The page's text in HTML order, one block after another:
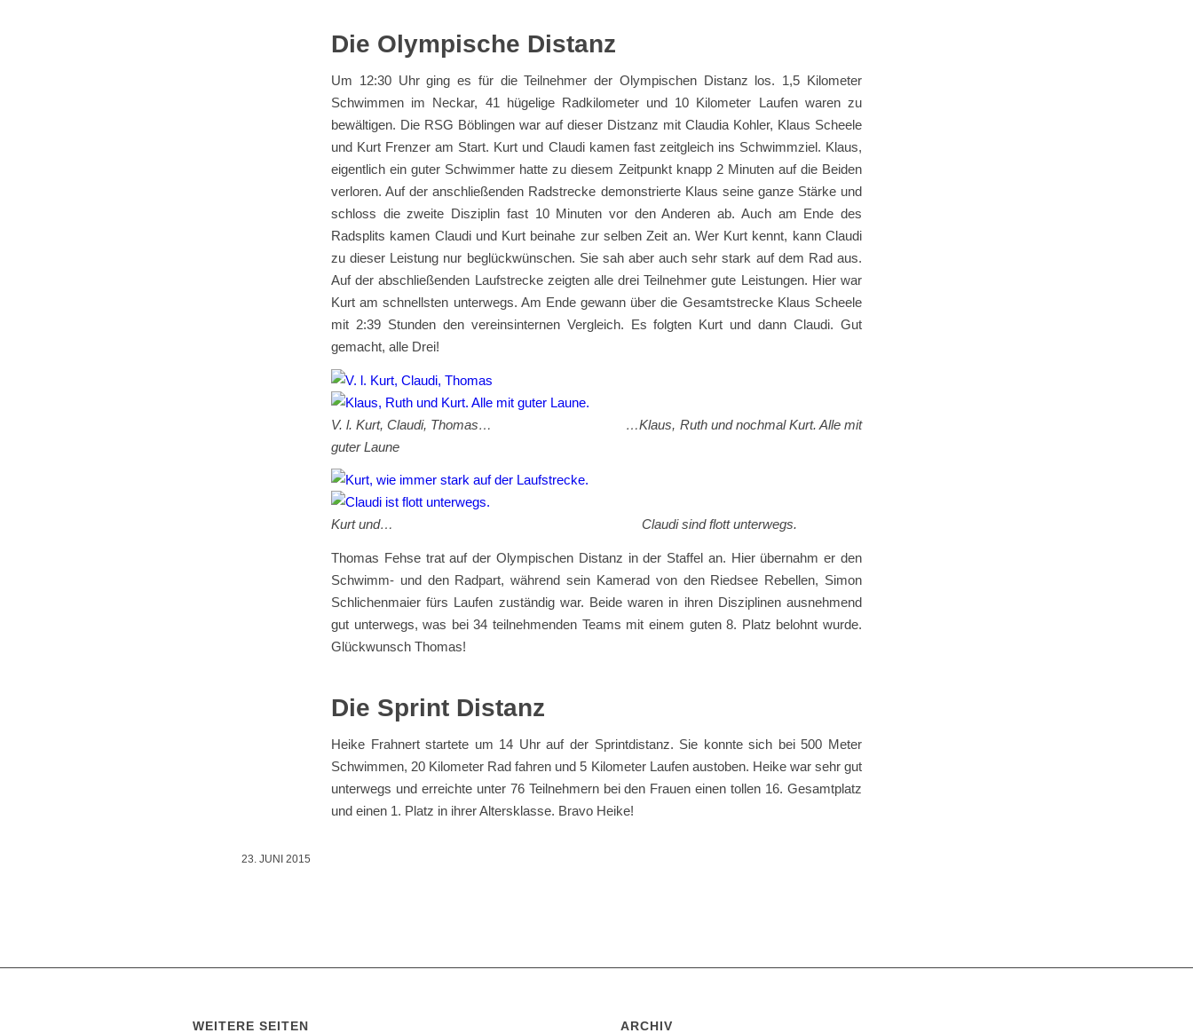
Die Olympische Distanz
Um 12:30 Uhr ging es für die Teilnehmer der Olympischen Distanz los. 1,5 Kilometer
Schwimmen im Neckar, 41 hügelige Radkilometer und 10 Kilometer Laufen waren zu
bewältigen. Die RSG Böblingen war auf dieser Distzanz mit Claudia Kohler, Klaus Scheele
und Kurt Frenzer am Start. Kurt und Claudi kamen fast zeitgleich ins Schwimmziel. Klaus,
eigentlich ein guter Schwimmer hatte zu diesem Zeitpunkt knapp 2 Minuten auf die Beiden
verloren. Auf der anschließenden Radstrecke demonstrierte Klaus seine ganze Stärke und
schloss die zweite Disziplin fast 10 Minuten vor den Anderen ab. Auch am Ende des
Radsplits kamen Claudi und Kurt beinahe zur selben Zeit an. Wer Kurt kennt, kann Claudi
zu dieser Leistung nur beglückwünschen. Sie sah aber auch sehr stark auf dem Rad aus.
Auf der abschließenden Laufstrecke zeigten alle drei Teilnehmer gute Leistungen. Hier war
Kurt am schnellsten unterwegs. Am Ende gewann über die Gesamtstrecke Klaus Scheele
mit 2:39 Stunden den vereinsinternen Vergleich. Es folgten Kurt und dann Claudi. Gut
gemacht, alle Drei!
V. l. Kurt, Claudi, Thomas… …Klaus, Ruth und nochmal Kurt. Alle mit
guter Laune
Kurt und… Claudi sind flott unterwegs.
Thomas Fehse trat auf der Olympischen Distanz in der Staffel an. Hier übernahm er den
Schwimm- und den Radpart, während sein Kamerad von den Riedsee Rebellen, Simon
Schlichenmaier fürs Laufen zuständig war. Beide waren in ihren Disziplinen ausnehmend
gut unterwegs, was bei 34 teilnehmenden Teams mit einem guten 8. Platz belohnt wurde.
Glückwunsch Thomas!
Die Sprint Distanz
Heike Frahnert startete um 14 Uhr auf der Sprintdistanz. Sie konnte sich bei 500 Meter
Schwimmen, 20 Kilometer Rad fahren und 5 Kilometer Laufen austoben. Heike war sehr gut
unterwegs und erreichte unter 76 Teilnehmern bei den Frauen einen tollen 16. Gesamtplatz
und einen 1. Platz in ihrer Altersklasse. Bravo Heike!
23. JUNI 2015
WEITERE SEITEN ARCHIV